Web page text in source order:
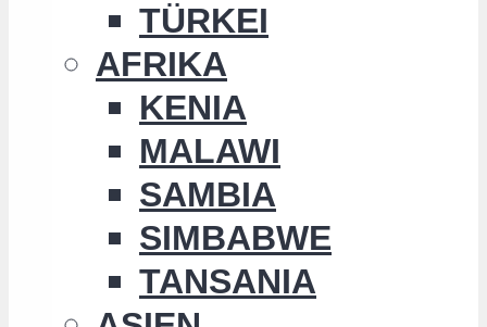
TÜRKEI
AFRIKA
KENIA
MALAWI
SAMBIA
SIMBABWE
TANSANIA